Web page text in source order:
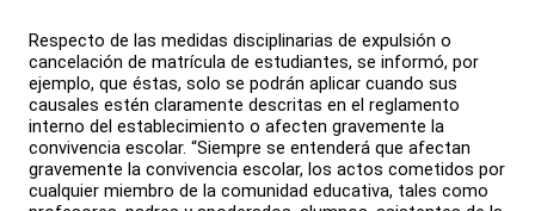
Respecto de las medidas disciplinarias de expulsión o
cancelación de matrícula de estudiantes, se informó, por
ejemplo, que éstas, solo se podrán aplicar cuando sus
causales estén claramente descritas en el reglamento
interno del establecimiento o afecten gravemente la
convivencia escolar. “Siempre se entenderá que afectan
gravemente la convivencia escolar, los actos cometidos por
cualquier miembro de la comunidad educativa, tales como